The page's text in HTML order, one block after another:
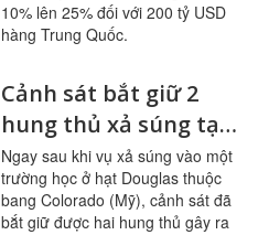
10% lên 25% đối với 200 tỷ USD
hàng Trung Quốc.
Cảnh sát bắt giữ 2
hung thủ xả súng tại
trường học ở
Colorado, Mỹ
Ngay sau khi vụ xả súng vào một
trường học ở hạt Douglas thuộc
bang Colorado (Mỹ), cảnh sát đã
bắt giữ được hai hung thủ gây ra